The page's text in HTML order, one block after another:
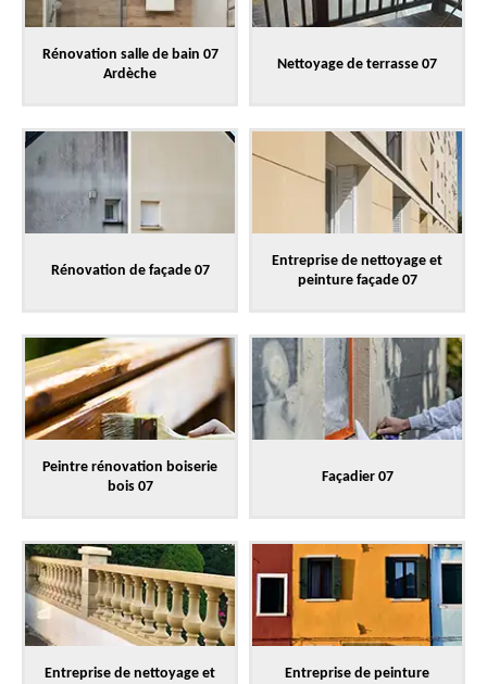
Rénovation salle de bain 07
Ardèche
Nettoyage de terrasse 07
Rénovation de façade 07
Entreprise de nettoyage et
peinture façade 07
Peintre rénovation boiserie
bois 07
Façadier 07
Entreprise de nettoyage et
Entreprise de peinture